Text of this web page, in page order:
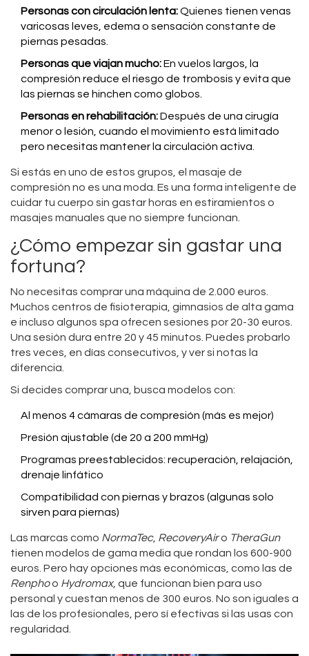
Personas con circulación lenta:Quienes tienen venas
varicosas leves, edema o sensación constante de
piernas pesadas.
Personas que viajan mucho:En vuelos largos, la
compresión reduce el riesgo de trombosis y evita que
las piernas se hinchen como globos.
Personas en rehabilitación:Después de una cirugía
menor o lesión, cuando el movimiento está limitado
pero necesitas mantener la circulación activa.
Si estás en uno de estos grupos, el masaje de
compresión no es una moda. Es una forma inteligente de
cuidar tu cuerpo sin gastar horas en estiramientos o
masajes manuales que no siempre funcionan.
¿Cómo empezar sin gastar una
fortuna?
No necesitas comprar una máquina de 2.000 euros.
Muchos centros de fisioterapia, gimnasios de alta gama
e incluso algunos spa ofrecen sesiones por 20-30 euros.
Una sesión dura entre 20 y 45 minutos. Puedes probarlo
tres veces, en días consecutivos, y ver si notas la
diferencia.
Si decides comprar una, busca modelos con:
Al menos 4 cámaras de compresión (más es mejor)
Presión ajustable (de 20 a 200 mmHg)
Programas preestablecidos: recuperación, relajación,
drenaje linfático
Compatibilidad con piernas y brazos (algunas solo
sirven para piernas)
Las marcas como NormaTec, RecoveryAiro TheraGun
tienen modelos de gama media que rondan los 600-900
euros. Pero hay opciones más económicas, como las de
Renphoo Hydromax, que funcionan bien para uso
personal y cuestan menos de 300 euros. No son iguales a
las de los profesionales, pero sí efectivas si las usas con
regularidad.